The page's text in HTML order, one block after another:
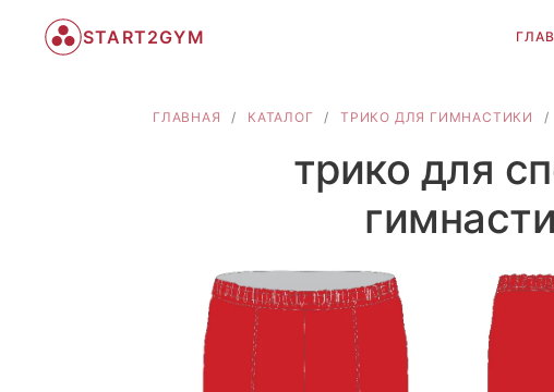
START2GYM
ГЛАВНАЯ / КАТАЛОГ / ТРИКО ДЛЯ ГИМНАСТИКИ /
трико для